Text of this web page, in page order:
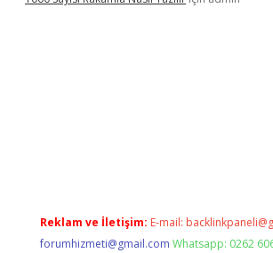
Reklam ve İletişim: E-mail:
forumhizmeti@gmail.com Whatsapp: 0262